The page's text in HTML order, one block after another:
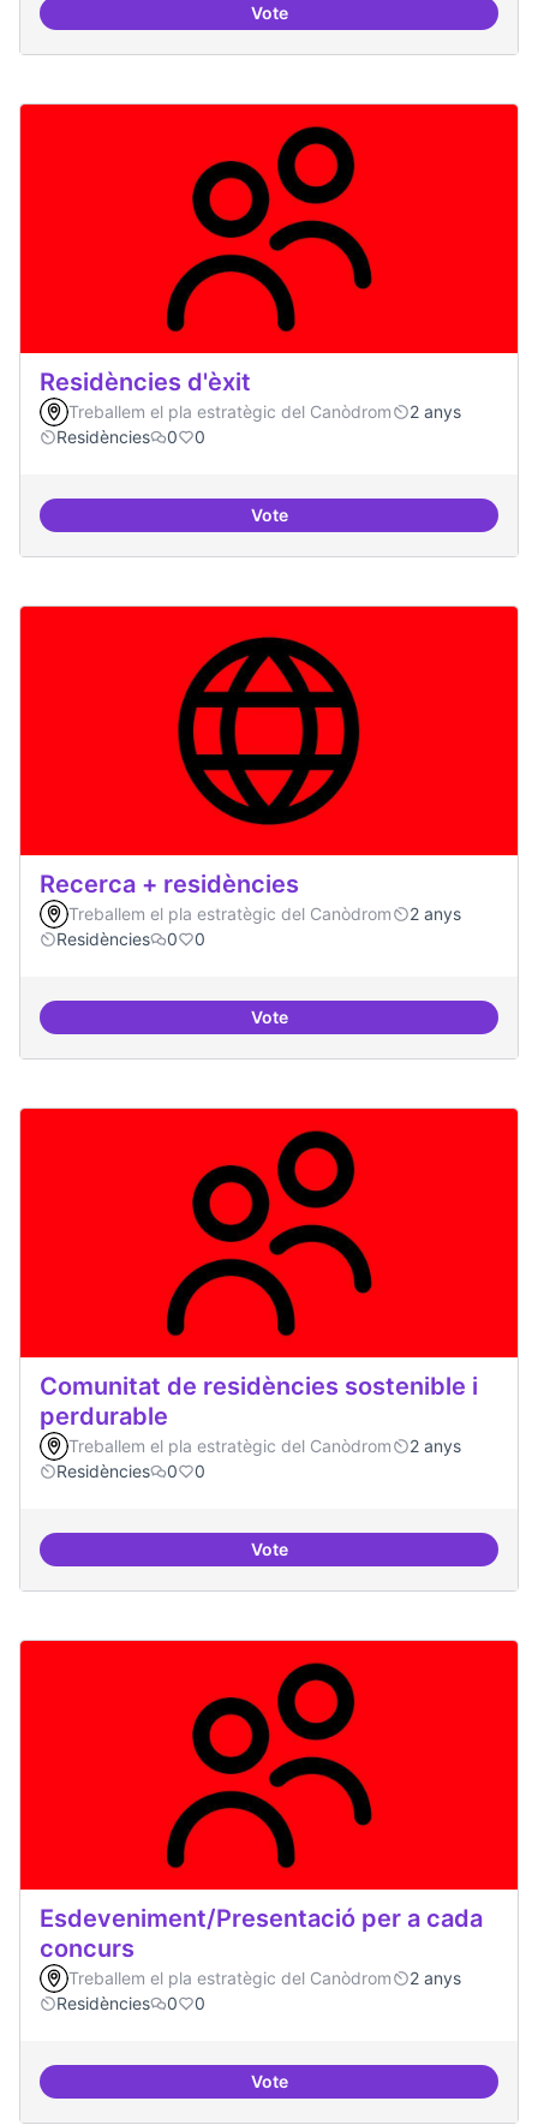
VoteCampanya de comunicació
Residències d'èxit
Treballem el pla estratègic del Canòdrom
2 anys
Residències
0 0
VoteResidències d'èxit
Recerca + residències
Treballem el pla estratègic del Canòdrom
2 anys
Residències
0 0
VoteRecerca + residències
Comunitat de residències sostenible i
perdurable
Treballem el pla estratègic del Canòdrom
2 anys
Residències
0 0
Vote Comunitat
Esdeveniment/Presentació per a cada
concurs
Treballem el pla estratègic del Canòdrom
2 anys
Residències
0 0
VoteEsdeveniment/Presentació per